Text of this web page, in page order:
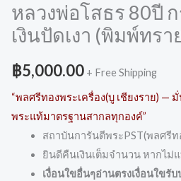
หลวงพ่อโสธร 80ปี
เงินปัดเงา (พิมพ์ทร
฿5,000.00 + Free Shipping
“พลศรีทองพระเครื่อง(บู เชียงราย)
พระแท้มาตรฐานสากลทุกองค์”
สถาบันการันตีพระPST(พลศรีท
ยินดีคืนเงินเต็มจำนวน หากไม่
เงื่อนใขอื่นๆอ่านตรงเงื่อนใขรั